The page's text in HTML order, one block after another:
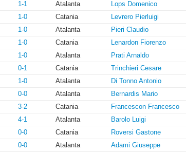
1-1 Atalanta
Lops Domenico
1-0 Catania
Levrero Pierluigi
1-0 Atalanta
Pieri Claudio
1-0 Catania
Lenardon Fiorenzo
1-0 Atalanta
Prati Arnaldo
0-1 Catania
Trinchieri Cesare
1-0 Atalanta
Di Tonno Antonio
0-0 Atalanta
Bernardis Mario
3-2 Catania
Francescon Francesco
4-1 Atalanta
Barolo Luigi
0-0 Catania
Roversi Gastone
0-0 Atalanta
Adami Giuseppe